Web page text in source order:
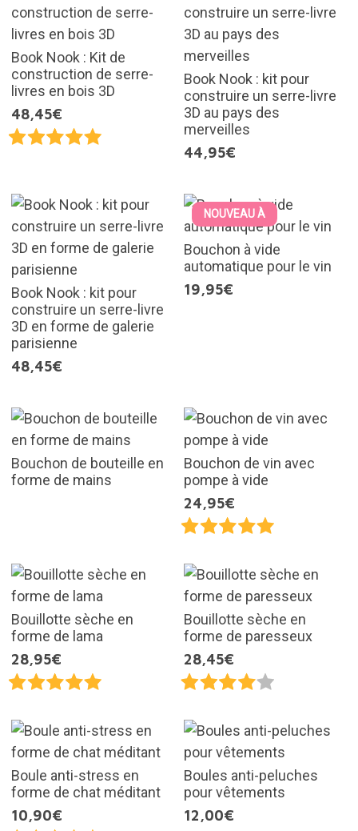
Book Nook : Kit de
construction de serre-
livres en bois 3D
48,45€
Book Nook : kit pour
construire un serre-livre
3D au pays des
merveilles
44,95€
Book Nook : kit pour
construire un serre-livre
3D en forme de galerie
parisienne
48,45€
NOUVEAU À
Bouchon à vide
automatique pour le vin
19,95€
Bouchon de bouteille en
forme de mains
Bouchon de vin avec
pompe à vide
24,95€
Bouillotte sèche en
forme de lama
28,95€
Bouillotte sèche en
forme de paresseux
28,45€
Boule anti-stress en
forme de chat méditant
10,90€
Boules anti-peluches
pour vêtements
12,00€